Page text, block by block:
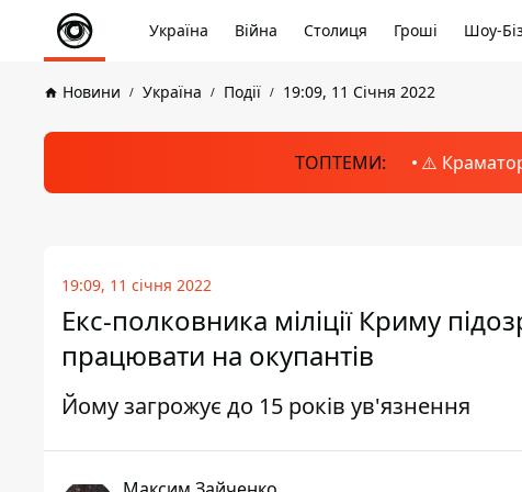
Україна Війна Столиця Гроші Шоу-
Новини Україна Події 19:09, 11 Січня 2022
ТОПТЕМИ: ⚠️
19:09, 11 січня 2022
Екс-полковника міліції Криму
працювати на окупантів
Йому загрожує до 15 років ув'язнення